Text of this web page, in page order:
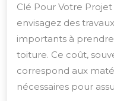
:
Clé Pour Votre
envisagez des
importants à
toiture. Ce coût,
correspond aux
nécessaires pour